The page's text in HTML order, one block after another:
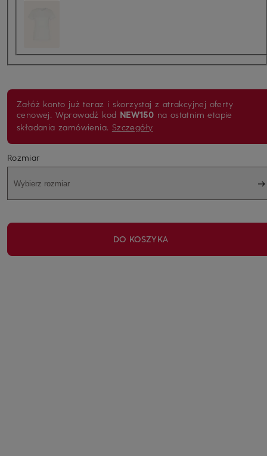
Załóż konto już teraz i skorzystaj z atrakcyjnej oferty
cenowej. Wprowadź kod NEW150 na ostatnim etapie
składania zamówienia. Szczegóły
Rozmiar
Wybierz rozmiar
DO KOSZYKA